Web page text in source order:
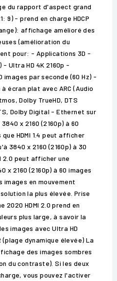
du rapport d'aspect grand
9) - prend en charge HDCP
affichage amélioré des
(amélioration du
pour: - Applications 3D -
- Ultra HD 4K 2160p -
images par seconde (60 Hz) -
écran plat avec ARC (Audio
Dolby TrueHD, DTS
Dolby Digital - Ethernet sur
x 2160 (2160p) à 60
HDMI 1.4 peut afficher
3840 x 2160 (2160p) à 30
2.0 peut afficher une
x 2160 (2160p) à 60 images
images en mouvement
la plus élevée. Prise
2020 HDMI 2.0 prend en
plus large, à savoir la
images avec Ultra HD
(plage dynamique élevée) La
des images sombres
du contraste). Si les deux
vous pouvez l'activer